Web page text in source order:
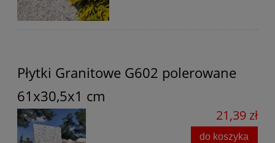
Płytki Granitowe G602 polerowane
61x30,5x1 cm
21,39 zł
do koszyka